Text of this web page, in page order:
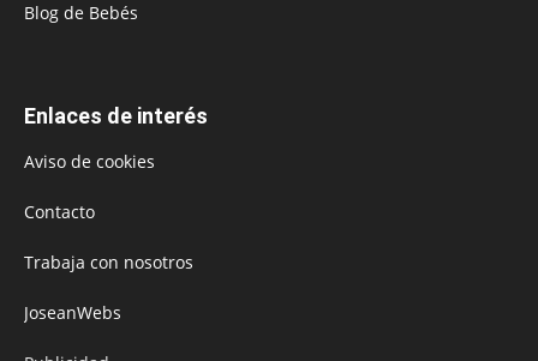
Blog de Bebés
Enlaces de interés
Aviso de cookies
Contacto
Trabaja con nosotros
JoseanWebs